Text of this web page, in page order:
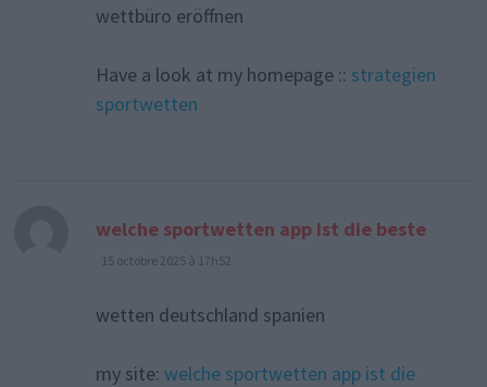
wettbüro eröffnen
Have a look at my homepage :: strategien
sportwetten
welche sportwetten app ist die beste
15 octobre 2025 à 17h52
wetten deutschland spanien
my site: welche sportwetten app ist die